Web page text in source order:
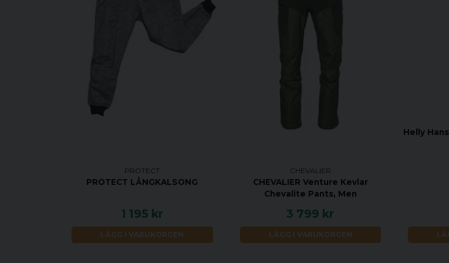
PROTECT
PROTECT LÅNGKALSONG
1 195 kr
LÄGG I VARUKORGEN
CHEVALIER
CHEVALIER Venture Kevlar
Chevalite Pants, Men
3 799 kr
LÄGG I VARUKORGEN
Helly